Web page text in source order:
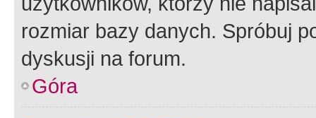
rozmiar bazy danych. Spróbuj
dyskusji na forum.
Góra